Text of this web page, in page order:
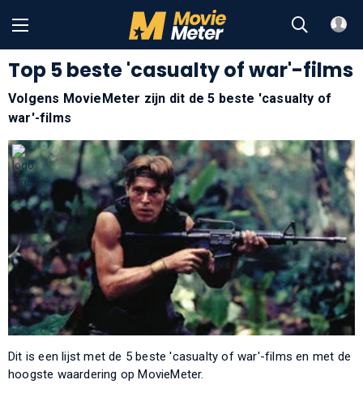
Top 5 beste 'casualty of war'-films
Volgens MovieMeter zijn dit de 5 beste 'casualty of
war'-films
Dit is een lijst met de 5 beste 'casualty of war'-films en met de
hoogste waardering op MovieMeter.